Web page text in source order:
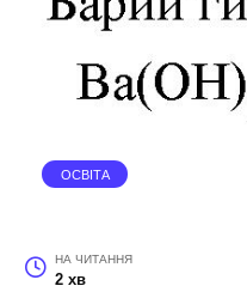
ОСВІТА
НА ЧИТАННЯ
2 хв